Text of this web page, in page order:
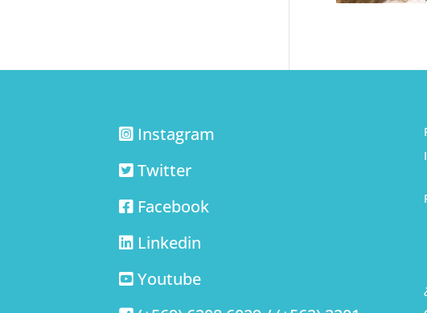
Instagram
Twitter
Facebook
Linkedin
Youtube